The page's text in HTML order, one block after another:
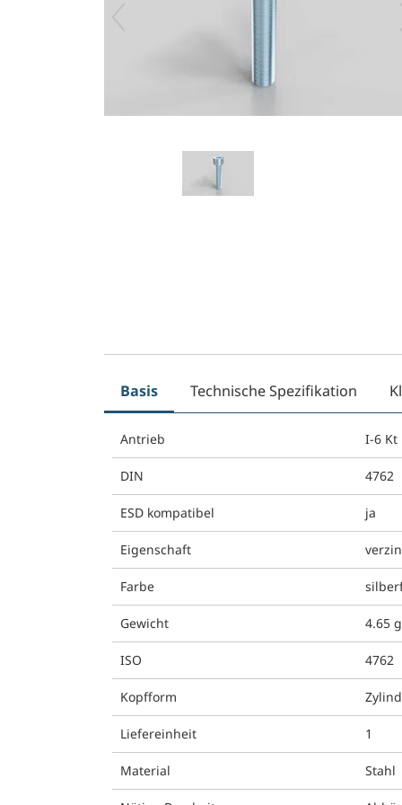
Basis Technische Spezifikation
Antrieb I-6 Kt
DIN 4762
ESD kompatibel ja
Eigenschaft
Farbe
Gewicht 4.65 g
ISO 4762
Kopfform
Liefereinheit 1
Material Stahl